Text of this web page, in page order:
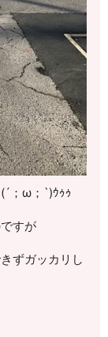
；ω；`)ｳｩｩ
すが
ずガッカリし